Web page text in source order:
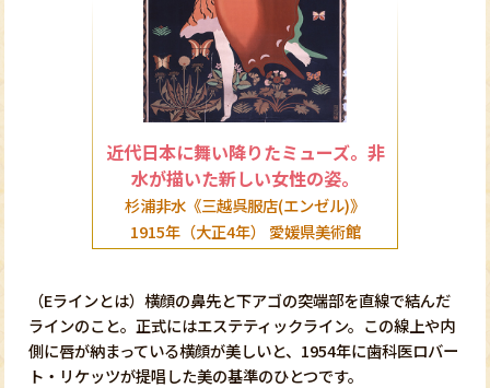
近代日本に舞い降りたミューズ。非
水が描いた新しい女性の姿。
杉浦非水《三越呉服店(エンゼル)》
1915年（大正4年） 愛媛県美術館
（Eラインとは）横顔の鼻先と下アゴの突端部を直線で結んだ
ラインのこと。正式にはエステティックライン。この線上や内
側に唇が納まっている横顔が美しいと、1954年に歯科医ロバー
ト・リケッツが提唱した美の基準のひとつです。